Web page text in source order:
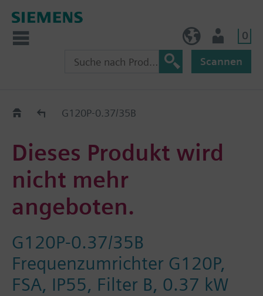
0
Scannen
Austauschhilfe
G120P-0.37/35B
Dieses Produkt wird
nicht mehr
angeboten.
G120P-0.37/35B
Frequenzumrichter G120P,
FSA, IP55, Filter B, 0.37 kW